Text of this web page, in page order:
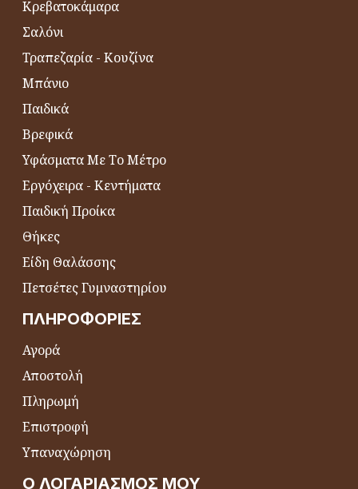
Κρεβατοκάμαρα
Σαλόνι
Τραπεζαρία - Κουζίνα
Μπάνιο
Παιδικά
Βρεφικά
Υφάσματα Με Το Μέτρο
Εργόχειρα - Κεντήματα
Παιδική Προίκα
Θήκες
Είδη Θαλάσσης
Πετσέτες Γυμναστηρίου
ΠΛΗΡΟΦΟΡΊΕΣ
Αγορά
Αποστολή
Πληρωμή
Επιστροφή
Υπαναχώρηση
Ο ΛΟΓΑΡΙΑΣΜΌΣ ΜΟΥ